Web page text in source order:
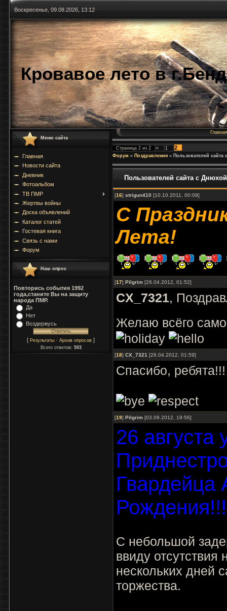
Воскресенье, 09.08.2026, 13:12
Кровавое лето в
Меню сайта
Главная
Новости сайта
Дневник
Фотоальбом
ТВ ПМР
Жертвы войны
Доска объявлений
Каталог статей
Гостевая книга
Связь с нами
Форум
Наш опрос
Повторись события 1992
года,станите Вы на защиту
народа ПМР.
Да
Нет
Воздержусь
[ Результаты · Архив опросов ]
Всего ответов: 503
Главная
Страница 2 из 2 « 1 2
Форум » Поздравления » Пользователей
Пользователей сайта с
[16] strigun410 [10.10.2011, 00:09]
С
Лета!
[17] Pilgrim [26.04.2012, 01:52]
CX_7321,
Желаю всёго
[18] CX_7321 [26.04.2012, 01:59]
Спасибо, ребята!!!
[19] Pilgrim [03.09.2012, 19:56]
26 августа
Гвардейца
Рождения!!!
С небольшой
ввиду отсутствия
нескольких дней
торжества.